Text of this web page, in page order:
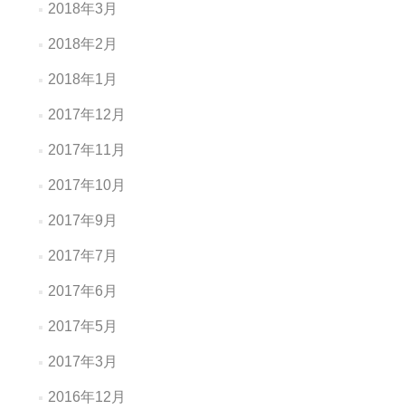
2018年3月
2018年2月
2018年1月
2017年12月
2017年11月
2017年10月
2017年9月
2017年7月
2017年6月
2017年5月
2017年3月
2016年12月